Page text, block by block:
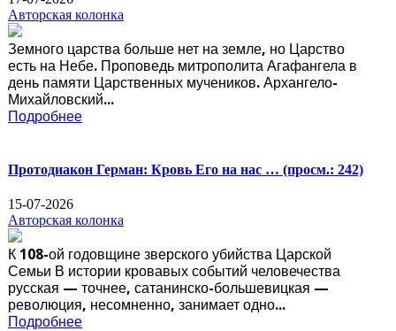
Авторская колонка
Земного царства больше нет на земле, но Царство
есть на Небе. Проповедь митрополита Агафангела в
день памяти Царственных мучеников. Архангело-
Михайловский...
Подробнее
Протодиакон Герман: Кровь Его на нас … (просм.: 242)
15-07-2026
Авторская колонка
К 108-ой годовщине зверского убийства Царской
Семьи В истории кровавых событий человечества
русская — точнее, сатанинско-большевицкая —
революция, несомненно, занимает одно...
Подробнее